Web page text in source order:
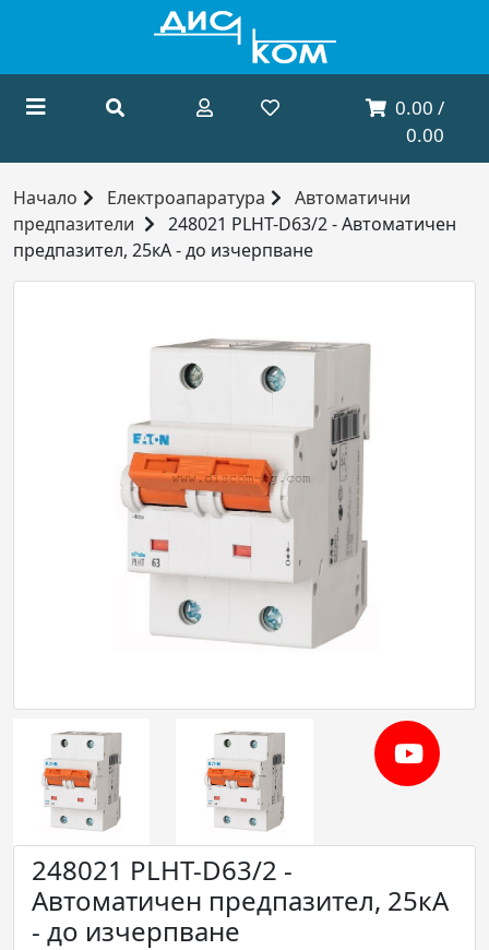
0.00 /
0.00
Начало Електроапаратура
Автоматични
предпазители
248021 PLHT-D63/2 - Автoматичен
предпазител, 25кА - до изчерпване
248021 PLHT-D63/2 -
Автoматичен предпазител, 25кА
- до изчерпване